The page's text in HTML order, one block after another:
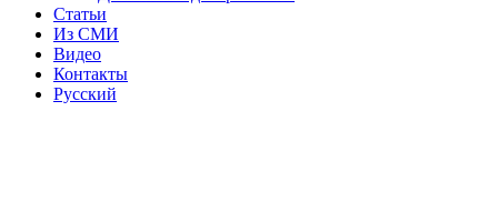
Статьи
Из СМИ
Видео
Контакты
Русский